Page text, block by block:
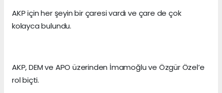
AKP için her şeyin bir çaresi vardı ve çare de çok
kolayca bulundu.
AKP, DEM ve APO üzerinden İmamoğlu ve Özgür Özel’e
rol biçti.